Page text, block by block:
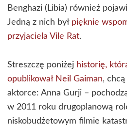
Benghazi (Libia) również
Jedną z nich był pięknie
przyjaciela Vile Rat.
Streszczę poniżej historię,
opublikował Neil Gaiman,
aktorce: Anna Gurji –
w 2011 roku drugoplanową
niskobudżetowym filmie